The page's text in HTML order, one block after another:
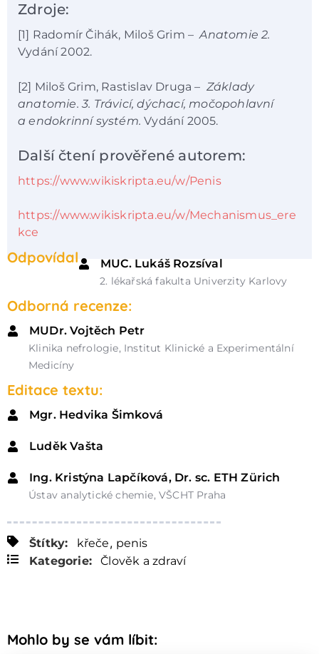
Zdroje:
[1] Radomír Čihák, Miloš Grim –Anatomie 2.
Vydání 2002.
[2] Miloš Grim, Rastislav Druga – Základy
anatomie. 3. Trávicí, dýchací, močopohlavní
a endokrinní systém. Vydání 2005.
Další čtení prověřené autorem:
https://www.wikiskripta.eu/w/Penis
https://www.wikiskripta.eu/w/Mechanismus_ere
kce
Odpovídal MUC. Lukáš Rozsíval
2. lékařská fakulta Univerzity Karlovy
Odborná recenze:
MUDr. Vojtěch Petr
Klinika nefrologie, Institut Klinické a Experimentální
Medicíny
Editace textu:
Mgr. Hedvika Šimková
Luděk Vašta
Ing. Kristýna Lapčíková, Dr. sc. ETH Zürich
Ústav analytické chemie, VŠCHT Praha
Štítky: křeče, penis
Kategorie:
Člověk a zdraví
Mohlo by se vám líbit: